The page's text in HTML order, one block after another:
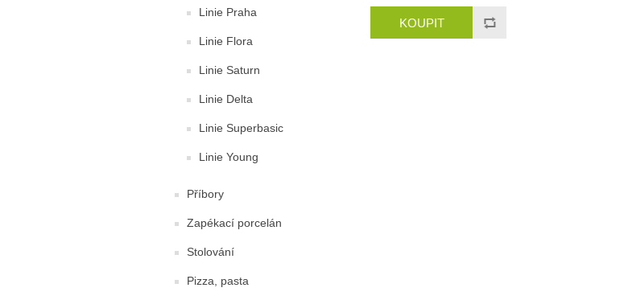
Linie Praha
Linie Flora
Linie Saturn
Linie Delta
Linie Superbasic
Linie Young
Příbory
Zapékací porcelán
Stolování
Pizza, pasta